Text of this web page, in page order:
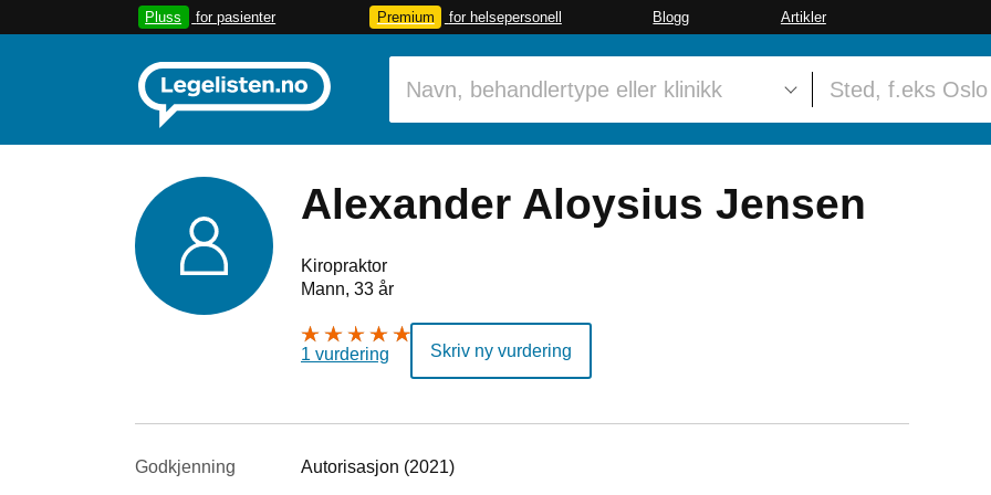
Pluss for pasienter Premium for helsepersonell Blogg Artikler
Alexander Aloysius Jensen
Kiropraktor
Mann, 33 år
1 vurdering Skriv ny vurdering
Godkjenning Autorisasjon (2021)